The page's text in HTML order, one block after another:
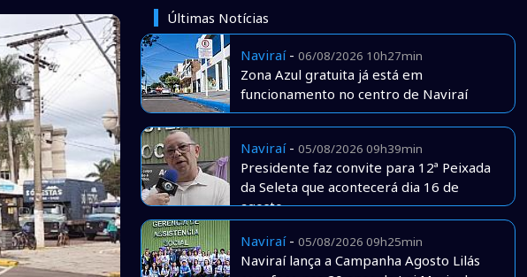
Últimas Notícias
Naviraí- 06/08/2026 10h27min
Zona Azul gratuita já está em
funcionamento no centro de Naviraí
Naviraí- 05/08/2026 09h39min
Presidente faz convite para 12ª Peixada
da Seleta que acontecerá dia 16 de
agosto
Naviraí- 05/08/2026 09h25min
Naviraí lança a Campanha Agosto Lilás